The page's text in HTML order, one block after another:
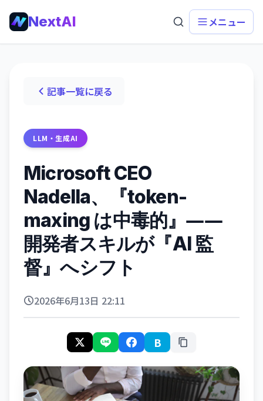
NextAI メニュー
記事一覧に戻る
LLM・生成AI
Microsoft CEO
Nadella、『token-
maxing は中毒的』――
開発者スキルが『AI 監
督』へシフト
2026年6月13日 22:11
B